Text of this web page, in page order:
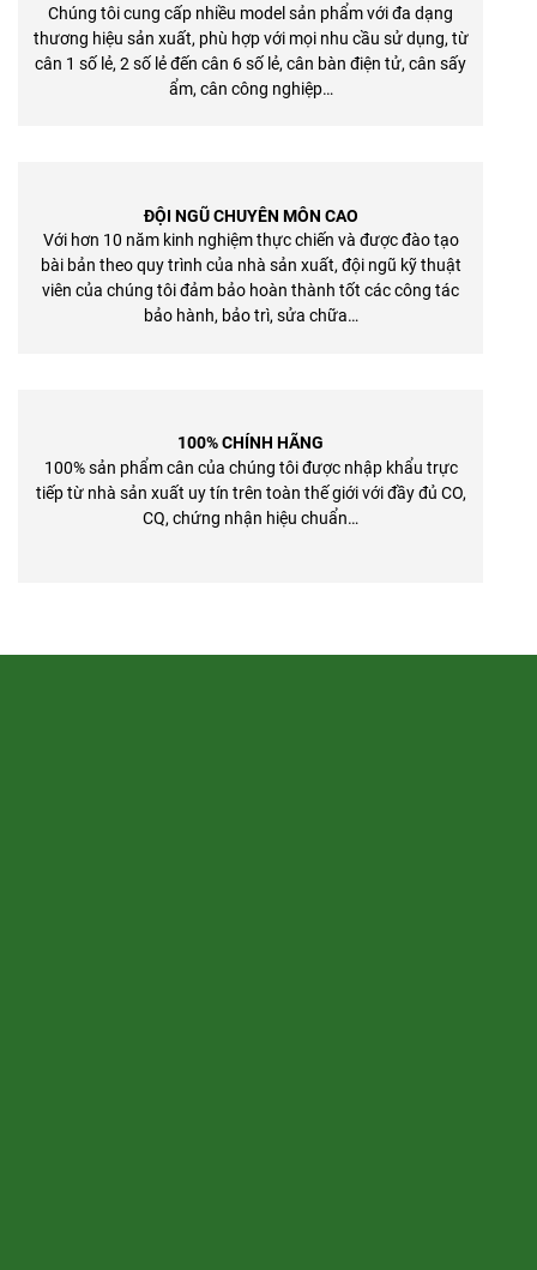
Chúng tôi cung cấp nhiều model sản phẩm với đa dạng
thương hiệu sản xuất, phù hợp với mọi nhu cầu sử dụng, từ
cân 1 số lẻ, 2 số lẻ đến cân 6 số lẻ, cân bàn điện tử, cân sấy
ẩm, cân công nghiệp…
ĐỘI NGŨ CHUYÊN MÔN CAO
Với hơn 10 năm kinh nghiệm thực chiến và được đào tạo
bài bản theo quy trình của nhà sản xuất, đội ngũ kỹ thuật
viên của chúng tôi đảm bảo hoàn thành tốt các công tác
bảo hành, bảo trì, sửa chữa…
100% CHÍNH HÃNG
100% sản phẩm cân của chúng tôi được nhập khẩu trực
tiếp từ nhà sản xuất uy tín trên toàn thế giới với đầy đủ CO,
CQ, chứng nhận hiệu chuẩn…